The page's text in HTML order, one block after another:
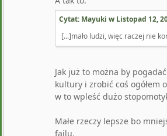
Cytat: Mayuki w Listopad 12,
[...]mało ludzi, więc raczej nie
Jak już to można by
kultury i zrobić coś ogółem
w to wpleść dużo
Małe rzeczy lepsze bo
failu.